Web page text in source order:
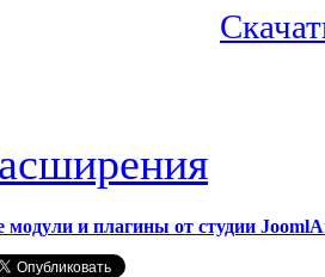
модули и плагины от студии